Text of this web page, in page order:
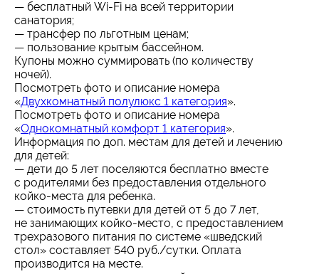
— бесплатный Wi-Fi на всей территории
санатория;
— трансфер по льготным ценам;
— пользование крытым бассейном.
Купоны можно суммировать (по количеству
ночей).
Посмотреть фото и описание номера
«Двухкомнатный полулюкс 1 категория».
Посмотреть фото и описание номера
«Однокомнатный комфорт 1 категория».
Информация по доп. местам для детей и лечению
для детей:
— дети до 5 лет поселяются бесплатно вместе
с родителями без предоставления отдельного
койко-места для ребенка.
— стоимость путевки для детей от 5 до 7 лет,
не занимающих койко-место, с предоставлением
трехразового питания по системе «шведский
стол» составляет 540 руб./сутки. Оплата
производится на месте.